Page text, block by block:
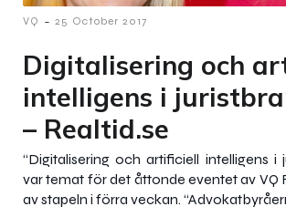
VQ - 25 October 2017
Digitalisering och
intelligens i
– Realtid.se
“Digitalisering och artificiell intelligens i
var temat för det åttonde eventet av VQ
av stapeln i förra veckan.